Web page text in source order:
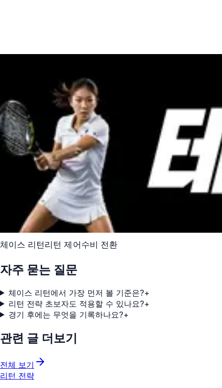
체이스 리턴리턴 제어수비 전환
자주 묻는 질문
체이스 리턴에서 가장 먼저 볼 기준은?+
리턴 전략 초보자도 적용할 수 있나요?+
경기 후에는 무엇을 기록하나요?+
관련 글 더보기
전체 보기
리턴 전략